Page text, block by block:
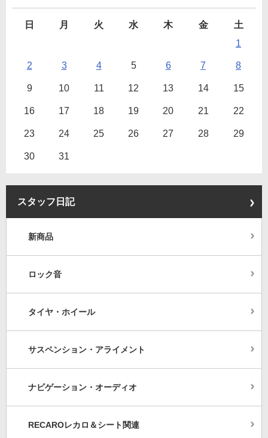
日 月 火 水 木 金
土
1
2 3 4 5 6 7 8
9 10 11 12 13 14 15
16 17 18 19 20 21 22
23 24 25 26 27 28 29
30 31
スタッフ日記
新商品
ロック音
タイヤ・ホイール
サスペンション・アライメント
ナビゲーション・オーディオ
RECAROレカロ＆シート関連